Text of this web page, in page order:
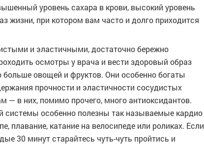
уровень сахара в крови, высокий уровень
жизни, при котором вам часто и долго приходится
и эластичными, достаточно бережно
осмотры у врача и вести здоровый образ
овощей и фруктов. Они особенно богаты
прочности и эластичности сосудистых
— в них, помимо прочего, много антиоксидантов.
системы особенно полезны так называемые кардио
плавание, катание на велосипеде или роликах. Если
30 минут старайтесь чуть-чуть пройтись и